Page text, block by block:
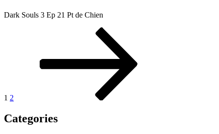
Dark Souls 3 Ep 21 Pt de Chien
publications
1 2
Categories